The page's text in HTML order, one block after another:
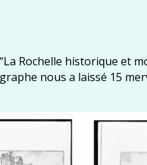
Rochelle historique et
nous a laissé 15